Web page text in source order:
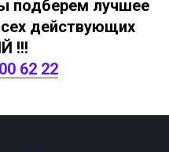
подберем лучшее
действующих
!!!
62 22